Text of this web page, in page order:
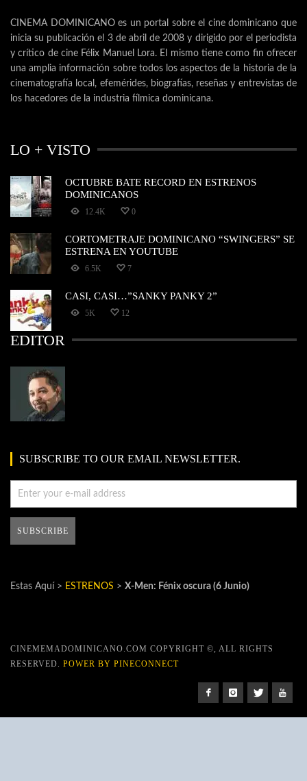
CINEMA DOMINICANO es un portal sobre el cine dominicano que
inicia su publicación el 3 de abril de 2008 y dirigido por el periodista
y crítico de cine Félix Manuel Lora. El mismo tiene como fin ofrecer
una amplia información sobre todos los aspectos de la historia de la
cinematografía local, efemérides, biografías, reseñas y entrevistas de
los hacedores de la industria fílmica dominicana.
LO + VISTO
OCTUBRE BATE RECORD EN ESTRENOS
DOMINICANOS
12.4K 0
CORTOMETRAJE DOMINICANO “SWINGERS” SE
ESTRENA EN YOUTUBE
6.5K 7
CASI, CASI…”SANKY PANKY 2”
5K 12
EDITOR
SUBSCRIBE TO OUR EMAIL NEWSLETTER.
Estas Aquí > ESTRENOS > X-Men: Fénix oscura (6 Junio)
CINEMEMADOMINICANO.COM COPYRIGHT ©, ALL RIGHTS
RESERVED. POWER BY PINECONNECT